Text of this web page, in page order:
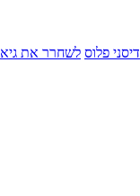
דיסני פלוס לשחרר את גיא